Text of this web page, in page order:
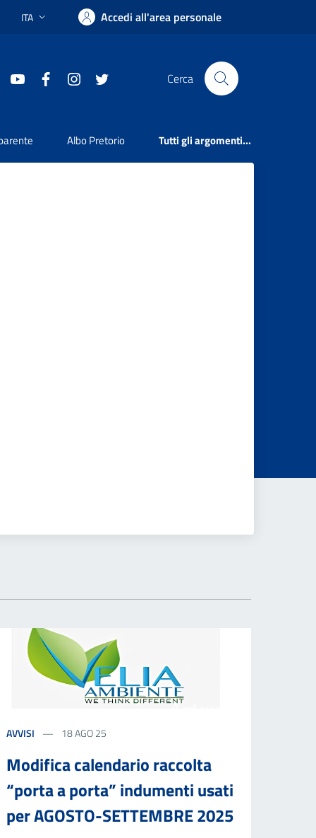
Lingua attiva:
ITA Accedi all'area personale
youtube facebookinstagram Cerca
Albo Pretorio Tutti gli argomenti...
AVVISI 18 AGO 25
Modifica calendario raccolta
“porta a porta” indumenti usati
per AGOSTO-SETTEMBRE 2025